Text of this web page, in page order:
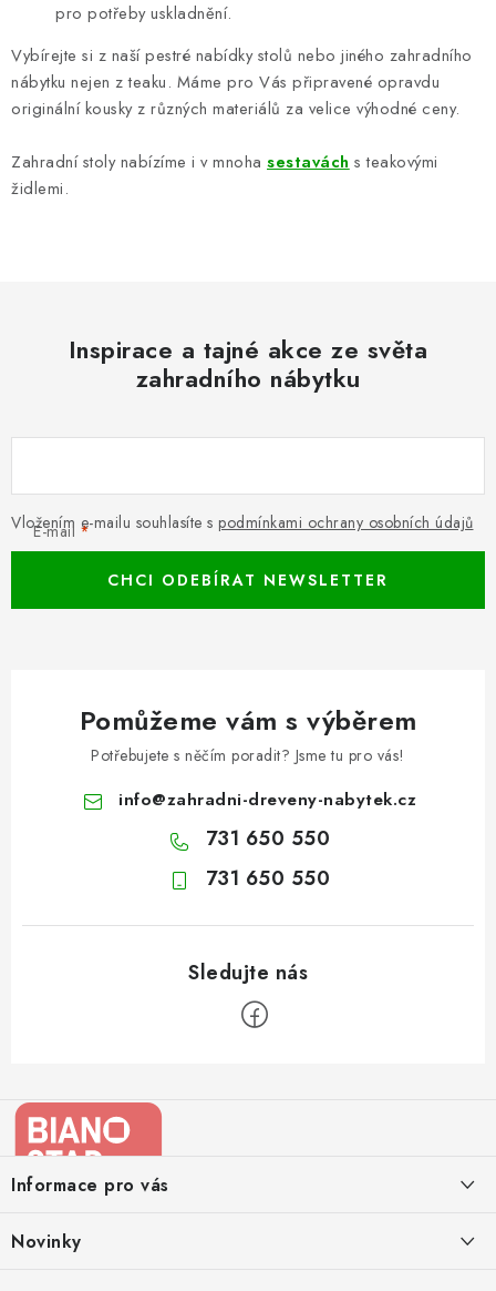
pro potřeby uskladnění.
Vybírejte si z naší pestré nabídky stolů nebo jiného zahradního
nábytku nejen z teaku. Máme pro Vás připravené opravdu
originální kousky z různých materiálů za velice výhodné ceny.
Zahradní stoly nabízíme i v mnoha sestavách s teakovými
židlemi.
Inspirace a tajné akce ze světa
zahradního nábytku
E-mail
Vložením e-mailu souhlasíte s podmínkami ochrany osobních údajů
CHCI ODEBÍRAT NEWSLETTER
Pomůžeme vám s výběrem
Potřebujete s něčím poradit? Jsme tu pro vás!
info@zahradni-dreveny-nabytek.cz
731 650 550
731 650 550
aInformace pro vás
Kontakty
Novinky